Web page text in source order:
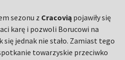
sezonu z Cracovią pojawiły się
karę i pozwoli Borucowi na
się jednak nie stało. Zamiast tego
towarzyskie przeciwko